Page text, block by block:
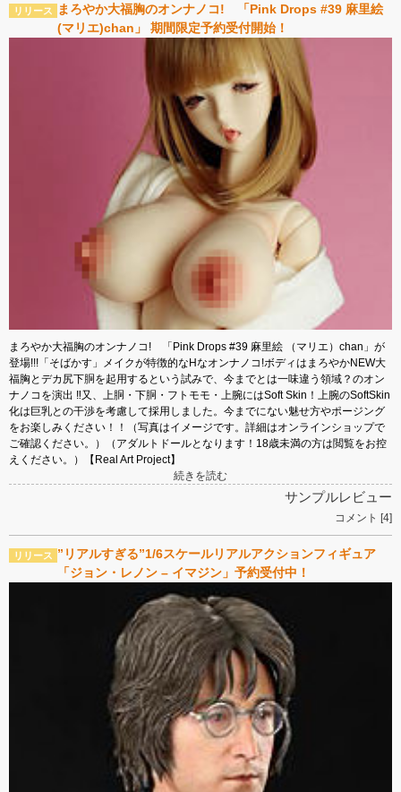
まろやか大福胸のオンナノコ! 「Pink Drops #39 麻里絵
(マリエ)chan」 期間限定予約受付開始！
まろやか大福胸のオンナノコ! 「Pink Drops #39 麻里絵 （マリエ）chan」が
登場!!!「そばかす」メイクが特徴的なHなオンナノコ!ボディはまろやかNEW大
福胸とデカ尻下胴を起用するという試みで、今までとは一味違う領域？のオン
ナノコを演出 ‼又、上胴・下胴・フトモモ・上腕にはSoft Skin！上腕のSoftSkin
化は巨乳との干渉を考慮して採用しました。今までにない魅せ方やポージング
をお楽しみください！！（写真はイメージです。詳細はオンラインショップで
ご確認ください。）（アダルトドールとなります！18歳未満の方は閲覧をお控
えください。）【Real Art Project】
続きを読む
サンプルレビュー
コメント [4]
”リアルすぎる”1/6スケールリアルアクションフィギュア
「ジョン・レノン – イマジン」予約受付中！